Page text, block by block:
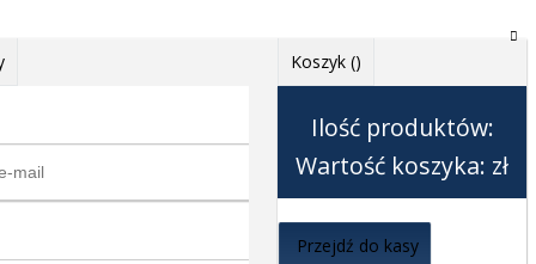
Koszyk ()
Ilość produktów:
Wartość koszyka: zł
Przejdź do kasy